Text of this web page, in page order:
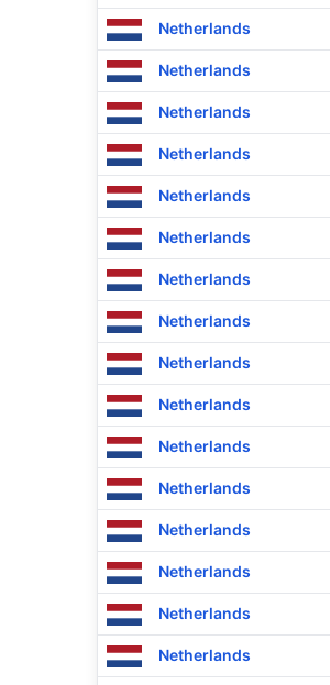
Netherlands
Netherlands
Netherlands
Netherlands
Netherlands
Netherlands
Netherlands
Netherlands
Netherlands
Netherlands
Netherlands
Netherlands
Netherlands
Netherlands
Netherlands
Netherlands